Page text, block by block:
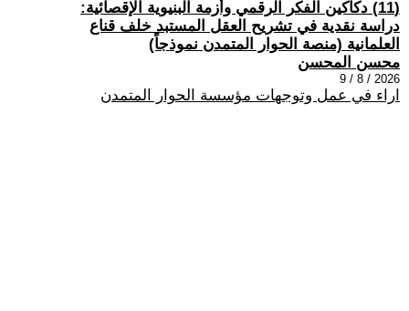
(11) دكاكين الفكر الرقمي وأزمة البنيوية الإقصائية:
دراسة نقدية في تشريح العقل المستبد خلف قناع
العلمانية (منصة الحوار المتمدن نموذجاً)
محسن المحسن
2026 / 8 / 9
اراء في عمل وتوجهات مؤسسة الحوار المتمدن